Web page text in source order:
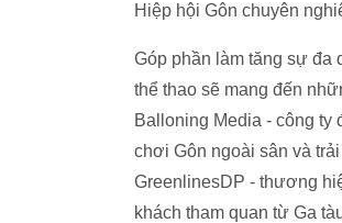
Hiệp hội Gôn chuyên
Góp phần làm tăng sự đa
thể thao sẽ mang đến
Balloning Media - công ty
chơi Gôn ngoài sân và
GreenlinesDP - thương
khách tham quan từ Ga